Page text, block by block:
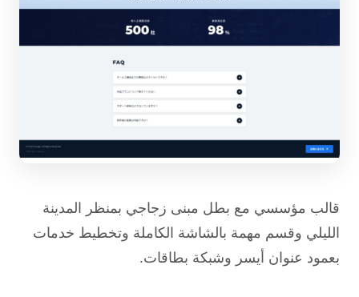
قالب مؤسسي مع بطل مبنى زجاجي بمنظر المدينة
الليلي وقسم مهمة بالشاشة الكاملة وتخطيط خدمات
بعمود عنوان أيسر وشبكة بطاقات.